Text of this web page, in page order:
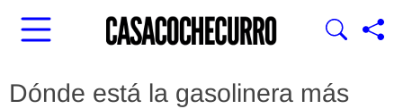
Dónde está la gasolinera más